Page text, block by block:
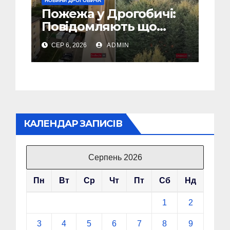
Пожежа у Дрогобичі:
Повідомляють що
горіло 5 гаражів
(Відео)
СЕР 6, 2026 ADMIN
КАЛЕНДАР ЗАПИСІВ
Серпень 2026
Пн Вт Ср Чт Пт Сб Нд
1 2
3 4 5 6 7 8 9